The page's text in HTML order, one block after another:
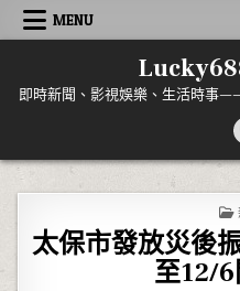
Skip to content
MENU
即時新聞、影視娛樂、生活時事
太保市發放災後
至12/